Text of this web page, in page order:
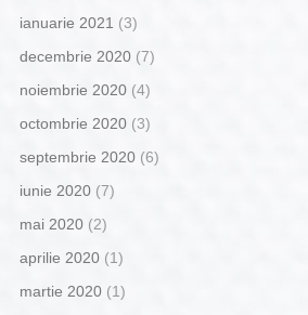
ianuarie 2021 (3)
decembrie 2020(7)
noiembrie 2020(4)
octombrie 2020(3)
septembrie 2020(6)
iunie 2020(7)
mai 2020(2)
aprilie 2020(1)
martie 2020(1)